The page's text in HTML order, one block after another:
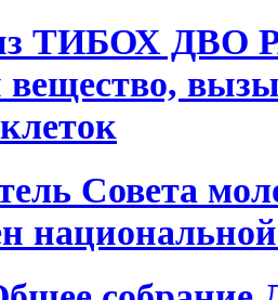
ТИБОХ ДВО
вещество,
Совета